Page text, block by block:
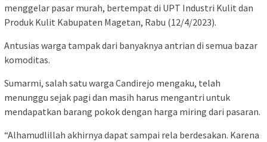
menggelar pasar murah, bertempat di UPT Industri Kulit dan
Produk Kulit Kabupaten Magetan, Rabu (12/4/2023).
Antusias warga tampak dari banyaknya antrian di semua bazar
komoditas.
Sumarmi, salah satu warga Candirejo mengaku, telah
menunggu sejak pagi dan masih harus mengantri untuk
mendapatkan barang pokok dengan harga miring dari pasaran.
“Alhamudlillah akhirnya dapat sampai rela berdesakan. Karena